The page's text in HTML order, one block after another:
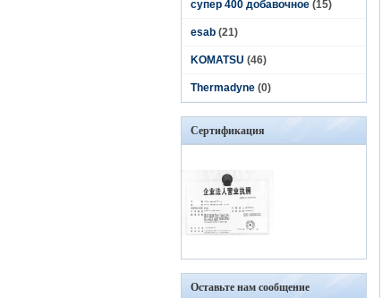
супер 400 добавочное (15)
esab (21)
KOMATSU (46)
Thermadyne (0)
Сертификация
Оставьте нам сообщение